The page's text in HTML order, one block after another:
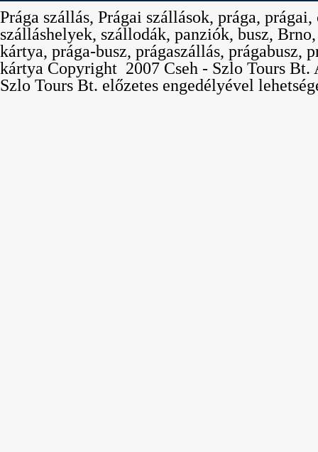
Prága szállás, Prágai szállások, prága,
szálláshelyek, szállodák, panziók, busz,
kártya, prága-busz, prágaszállás, prágabusz,
kártya Copyright  2007 Cseh - Szlo Tours
Szlo Tours Bt. előzetes engedélyével